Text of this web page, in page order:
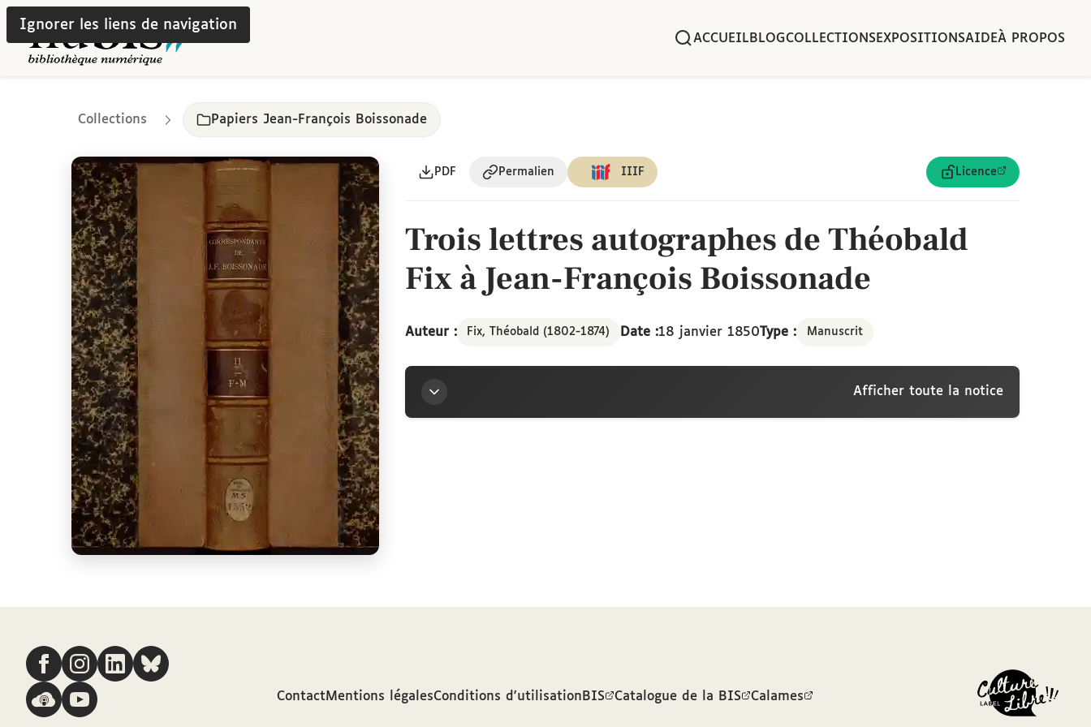
Ignorer les liens de navigation
ACCUEIL BLOGCOLLECTIONSEXPOSITIONSAIDEÀ PROPOS
Collections Papiers Jean-François Boissonade
PDF Permalien IIIF Licence
Trois lettres autographes de Théobald
Fix à Jean-François Boissonade
Auteur : Fix, Théobald (1802-1874) Date :18 janvier 1850Type : Manuscrit
Afficher toute la notice
Nous suivre
ContactMentions légalesConditions d'utilisation BIS Catalogue de la BIS Calames